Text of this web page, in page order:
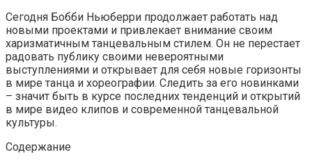
Сегодня Бобби Ньюберри продолжает работать над
новыми проектами и привлекает внимание своим
харизматичным танцевальным стилем. Он не перестает
радовать публику своими невероятными
выступлениями и открывает для себя новые горизонты
в мире танца и хореографии. Следить за его новинками
– значит быть в курсе последних тенденций и открытий
в мире видео клипов и современной танцевальной
культуры.
Содержание